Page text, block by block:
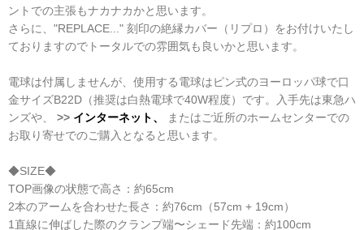
ントでの主張もナカナカかと思います。
さらに、"REPLACE..." 刻印の絶縁カバー（リプロ）をお付けいたし
ておりますのでトータルでの雰囲気も良いかと思います。
電球は付属しませんが、使用する電球はピン式のヨーロッパ球で口
金サイズB22D（推奨は白熱電球で40W程度）です。入手先は東急ハ
ンズや、 >> インターネット、
またはご近所のホームセンターでの
お取り寄せでのご購入となると思います。
◆SIZE◆
TOP画像の状態で高さ：約65cm
2本のアームを合わせた長さ：約76cm（57cm + 19cm）
1直線に伸ばした際のクランプ端〜シェード先端：約100cm